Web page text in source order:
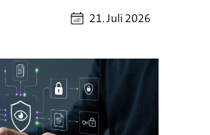
21. Juli 2026